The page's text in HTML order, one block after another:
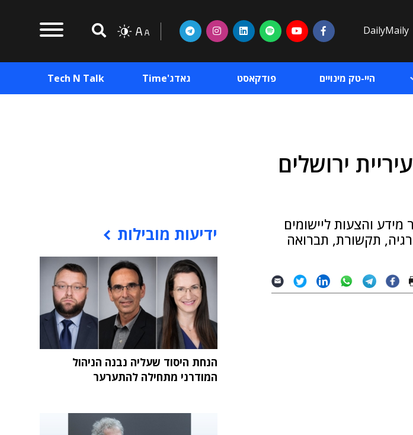
DailyMaily
היי-טק מינויים פודקאסט גאדג'Time Tech N Talk
ירושלים
והצעות ליישומים
תקשורת, תברואה
ידיעות מובילות
הנחת היסוד שעליה נבנה הניהול
המודרני מתחילה להתערער